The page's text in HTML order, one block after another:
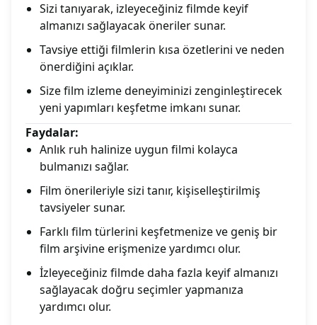
Sizi tanıyarak, izleyeceğiniz filmde keyif
almanızı sağlayacak öneriler sunar.
Tavsiye ettiği filmlerin kısa özetlerini ve neden
önerdiğini açıklar.
Size film izleme deneyiminizi zenginleştirecek
yeni yapımları keşfetme imkanı sunar.
Faydalar:
Anlık ruh halinize uygun filmi kolayca
bulmanızı sağlar.
Film önerileriyle sizi tanır, kişiselleştirilmiş
tavsiyeler sunar.
Farklı film türlerini keşfetmenize ve geniş bir
film arşivine erişmenize yardımcı olur.
İzleyeceğiniz filmde daha fazla keyif almanızı
sağlayacak doğru seçimler yapmanıza
yardımcı olur.